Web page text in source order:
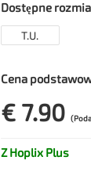
Dostępne
T.U.
Cena
€ 7.90
Z Hoplix Plus